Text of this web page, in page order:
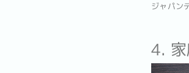
ジャパン
4.